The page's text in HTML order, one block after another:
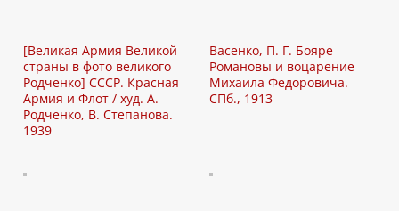
[Великая Армия Великой
страны в фото великого
Родченко] СССР. Красная
Армия и Флот / худ. А.
Родченко, В. Степанова.
1939
Васенко, П. Г. Бояре
Романовы и воцарение
Михаила Федоровича.
СПб., 1913